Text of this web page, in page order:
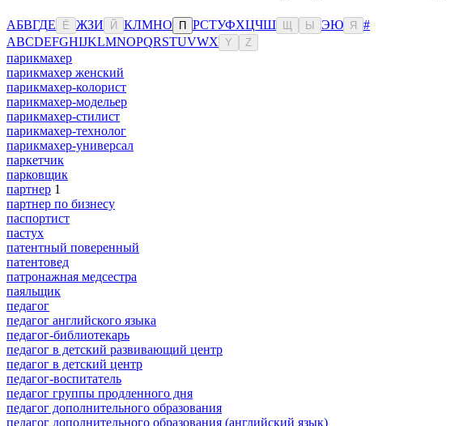
АБВГДЕ Ё ЖЗИ Й КЛМНО П РСТУФХЦЧШ Ы ЭЮ Я
#
ABCDEFGHIJKLMNOPQRSTUVWX Y Z
парикмахер
парикмахер женский
парикмахер-колорист
парикмахер-модельер
парикмахер-стилист
парикмахер-технолог
парикмахер-универсал
паркетчик
парковщик
партнер 1
партнер по бизнесу
паспортист
пастух
патентный поверенный
патентовед
патронажная медсестра
паяльщик
педагог
педагог английского языка
педагог-библиотекарь
педагог в детский развивающий центр
педагог в детский центр
педагог-воспитатель
педагог группы продленного дня
педагог дополнительного образования
педагог дополнительного образования (английский язык)